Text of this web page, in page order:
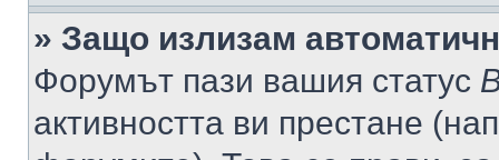
» Защо излизам
Форумът пази вашия статус
активността ви престане